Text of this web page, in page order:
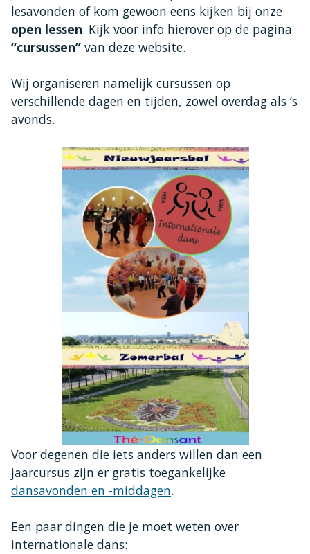
lesavonden of kom gewoon eens kijken bij onze
open lessen. Kijk voor info hierover op de pagina
“cursussen” van deze website.
Wij organiseren namelijk cursussen op
verschillende dagen en tijden, zowel overdag als ’s
avonds.
Voor degenen die iets anders willen dan een
jaarcursus zijn er gratis toegankelijke
dansavonden en -middagen.
Een paar dingen die je moet weten over
internationale dans: